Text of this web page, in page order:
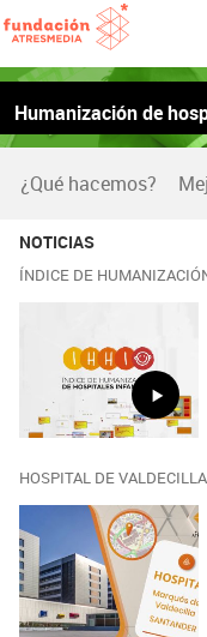
Humanización de
¿Qué hacemos?
NOTICIAS
ÍNDICE DE
HOSPITAL DE VALDECILLA